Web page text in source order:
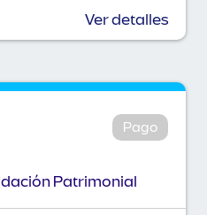
Ver detalles
Pago
Patrimonial